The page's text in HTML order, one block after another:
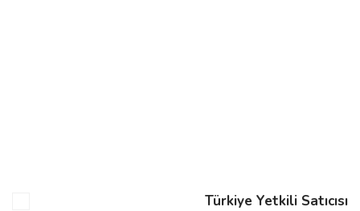
Türkiye Yetkili Satıcısı